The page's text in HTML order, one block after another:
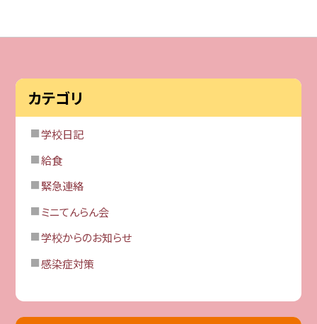
カテゴリ
学校日記
給食
緊急連絡
ミニてんらん会
学校からのお知らせ
感染症対策